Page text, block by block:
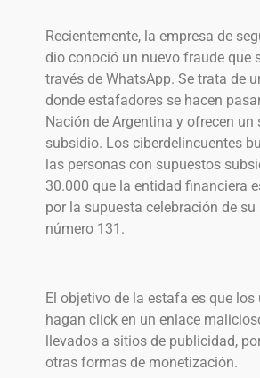
Recientemente, la empresa de
dio conoció un nuevo fraude que
través de WhatsApp. Se trata de
donde estafadores se hacen
Nación de Argentina y ofrecen un
subsidio. Los ciberdelincuentes
las personas con supuestos
30.000 que la entidad financiera
por la supuesta celebración de
número 131.
El objetivo de la estafa es que los
hagan click en un enlace
llevados a sitios de publicidad,
otras formas de monetización.